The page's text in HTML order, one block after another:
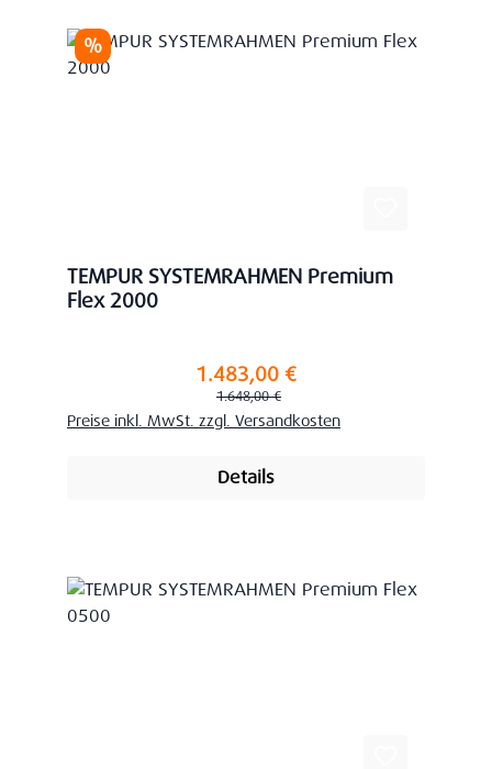
Rabatt
%
TEMPUR SYSTEMRAHMEN Premium
Flex 2000
Verkaufspreis:1.483,00 €
Regulärer Preis:
1.648,00 €
Preise inkl. MwSt. zzgl. Versandkosten
Details